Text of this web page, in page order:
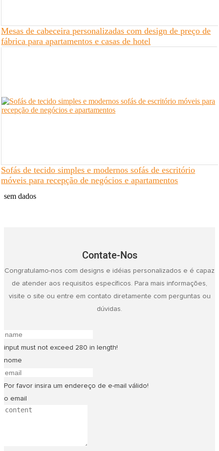
Mesas de cabeceira personalizadas com design de preço de
fábrica para apartamentos e casas de hotel
Sofás de tecido simples e modernos sofás de escritório
móveis para recepção de negócios e apartamentos
sem dados
Contate-Nos
Congratulamo-nos com designs e idéias personalizados e é capaz
de atender aos requisitos específicos. Para mais informações,
visite o site ou entre em contato diretamente com perguntas ou
dúvidas.
input must not exceed 280 in length!
nome
Por favor insira um endereço de e-mail válido!
o email